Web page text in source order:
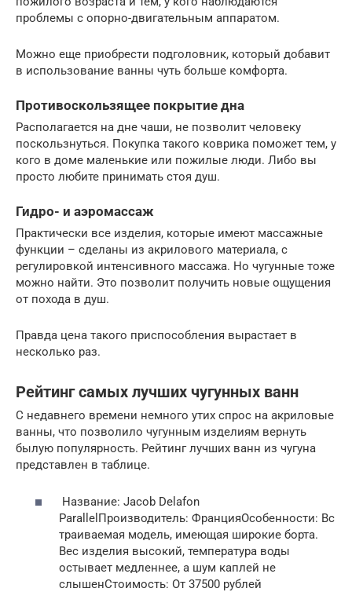
проблемы с опорно-двигательным аппаратом.
Можно еще приобрести подголовник, который добавит
в использование ванны чуть больше комфорта.
Противоскользящее покрытие дна
Располагается на дне чаши, не позволит человеку
поскользнуться. Покупка такого коврика поможет тем, у
кого в доме маленькие или пожилые люди. Либо вы
просто любите принимать стоя душ.
Гидро- и аэромассаж
Практически все изделия, которые имеют массажные
функции – сделаны из акрилового материала, с
регулировкой интенсивного массажа. Но чугунные тоже
можно найти. Это позволит получить новые ощущения
от похода в душ.
Правда цена такого приспособления вырастает в
несколько раз.
Рейтинг самых лучших чугунных ванн
С недавнего времени немного утих спрос на акриловые
ванны, что позволило чугунным изделиям вернуть
былую популярность. Рейтинг лучших ванн из чугуна
представлен в таблице.
Название: Jacob Delafon
ParallelПроизводитель: ФранцияОсобенности: Вс
траиваемая модель, имеющая широкие борта.
Вес изделия высокий, температура воды
остывает медленнее, а шум каплей не
слышенСтоимость: От 37500 рублей